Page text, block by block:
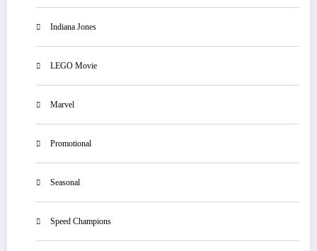
Indiana Jones
LEGO Movie
Marvel
Promotional
Seasonal
Speed Champions